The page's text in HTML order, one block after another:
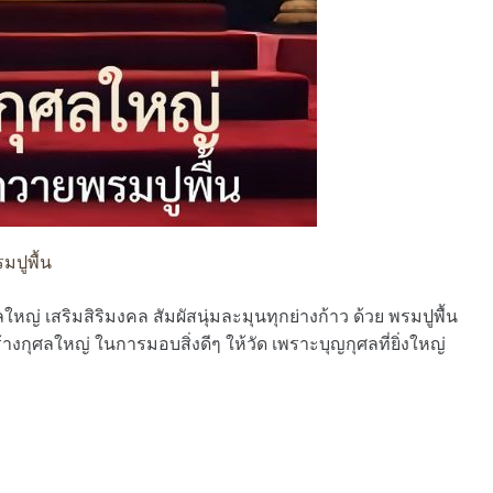
มปูพื้น
ใหญ่ เสริมสิริมงคล สัมผัสนุ่มละมุนทุกย่างก้าว ด้วย พรมปูพื้น
างกุศลใหญ่ ในการมอบสิ่งดีๆ ให้วัด เพราะบุญกุศลที่ยิ่งใหญ่